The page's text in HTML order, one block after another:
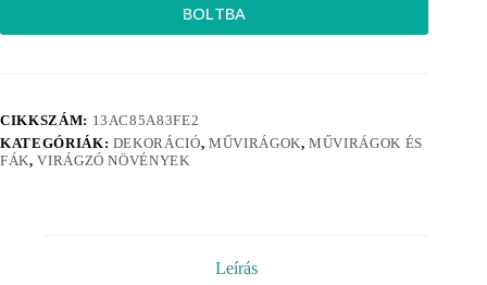
BOLTBA
CIKKSZÁM: 13AC85A83FE2
KATEGÓRIÁK: DEKORÁCIÓ, MŰVIRÁGOK,MŰVIRÁGOK ÉS
FÁK,VIRÁGZÓ NÖVÉNYEK
Leírás